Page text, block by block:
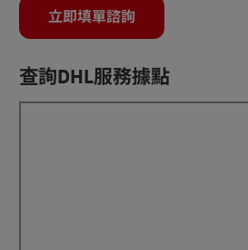
立即填單諮詢
查詢DHL服務據點